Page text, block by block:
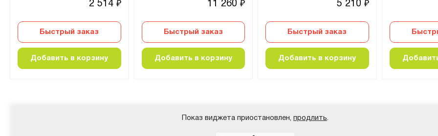
2 514 ₽
Быстрый заказ
Добавить в корзину
11 260 ₽
Быстрый заказ
Добавить в корзину
5 210 ₽
Быстрый заказ
Добавить в корзину
Показ виджета приостановлен, продлить